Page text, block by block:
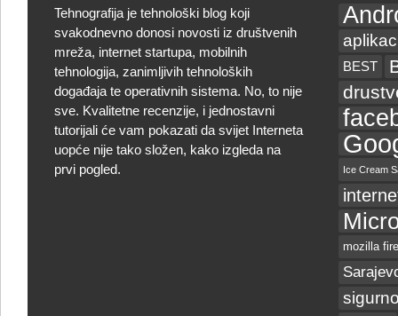
Tehnografija je tehnološki blog koji
svakodnevno donosi novosti iz društvenih
mreža, internet startupa, mobilnih
tehnologija, zanimljivih tehnoloških
događaja te operativnih sistema. No, to nije
sve. Kvalitetne recenzije, i jednostavni
tutorijali će vam pokazati da svijet Interneta
uopće nije tako složen, kako izgleda na
prvi pogled.
BEST
Ice Cream
mozilla